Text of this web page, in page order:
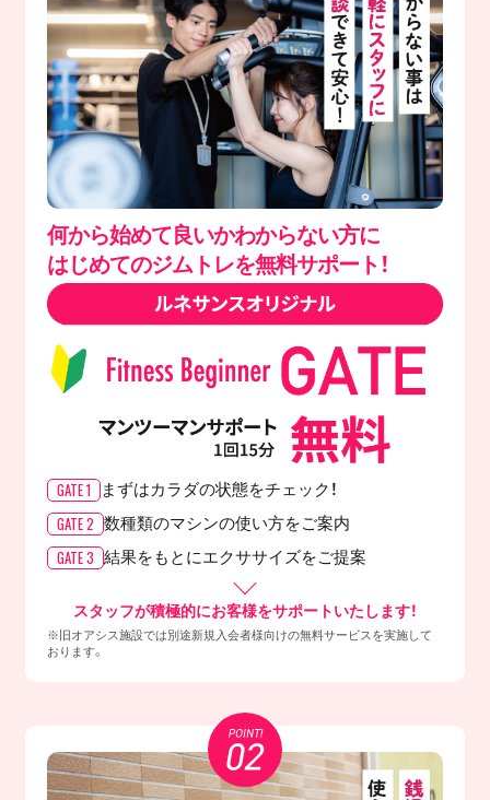
何から始めて良いかわからない方に
はじめてのジムトレを無料サポート！
GATE 1 まずはカラダの状態をチェック！
GATE 2 数種類のマシンの使い方をご案内
GATE 3 結果をもとにエクササイズをご提案
スタッフが積極的にお客様をサポートいたします！
※旧オアシス施設では別途新規入会者様向けの無料サービスを実施して
おります。